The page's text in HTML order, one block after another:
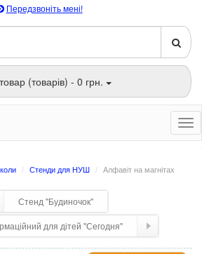
Передзвоніть мені!
(товарів) - 0 грн.
Стенди для НУШ Алфавіт на магнітах
Стенд "Будиночок"
для дітей "Сегодня"